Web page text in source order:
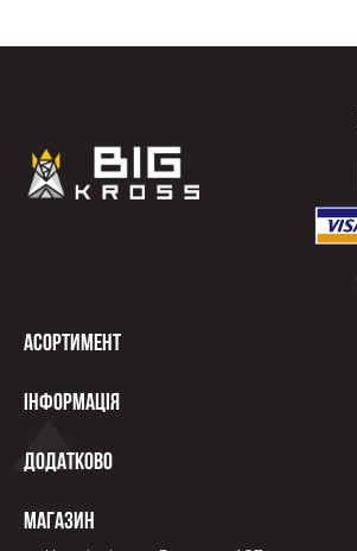
Асортимент
Інформація
Додатково
Магазин